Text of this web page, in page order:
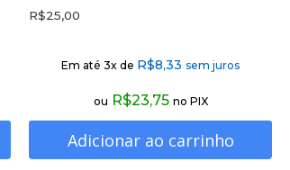
R$25,00
Em até 3x de R$8,33 sem juros
ou R$23,75 no PIX
Adicionar ao carrinho